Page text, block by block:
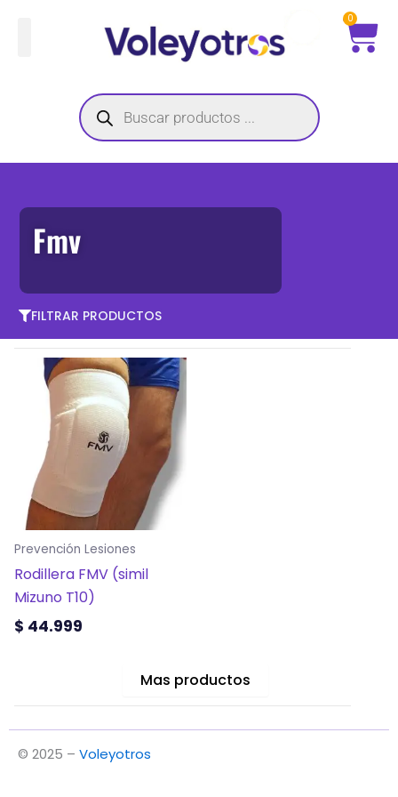
0
Búsqueda
de
productos
Fmv
FILTRAR PRODUCTOS
Prevención Lesiones
Rodillera FMV (simil
Mizuno T10)
$ 44.999
producto
múltiples
variantes.
Las
opciones
se
pueden
elegir
en
la
Mas productos
© 2025 – Voleyotros